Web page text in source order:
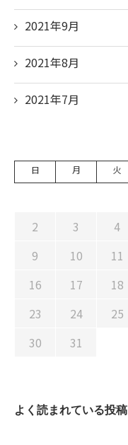
2021年9月
2021年8月
2021年7月
日 月 火
2
3 4
9
10 11
16
17 18
23
24 25
30
31
よく読まれている投稿